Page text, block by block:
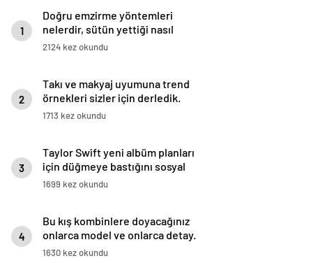
1
Doğru emzirme yöntemleri
nelerdir, sütün yettiği nasıl
anlaşılır?
2124 kez okundu
2
Takı ve makyaj uyumuna trend
örnekleri sizler için derledik.
1713 kez okundu
3
Taylor Swift yeni albüm planları
için düğmeye bastığını sosyal
medyadan duyurdu!
1699 kez okundu
4
Bu kış kombinlere doyacağınız
onlarca model ve onlarca detay.
1630 kez okundu